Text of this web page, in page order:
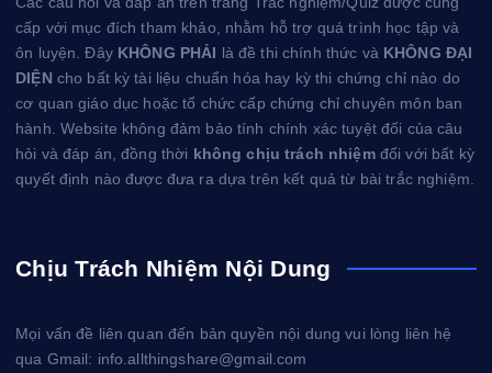
cấp với mục đích tham khảo, nhằm hỗ trợ quá trình học tập và
ôn luyện. Đây KHÔNG PHẢI là đề thi chính thức và KHÔNG ĐẠI
DIỆN cho bất kỳ tài liệu chuẩn hóa hay kỳ thi chứng chỉ nào do
cơ quan giáo dục hoặc tổ chức cấp chứng chỉ chuyên môn ban
hành. Website không đảm bảo tính chính xác tuyệt đối của câu
hỏi và đáp án, đồng thời không chịu trách nhiệmđối với bất kỳ
quyết định nào được đưa ra dựa trên kết quả từ bài trắc nghiệm.
Chịu Trách Nhiệm Nội Dung
Mọi vấn đề liên quan đến bản quyền nội dung vui lòng liên hệ
qua Gmail: info.allthingshare@gmail.com